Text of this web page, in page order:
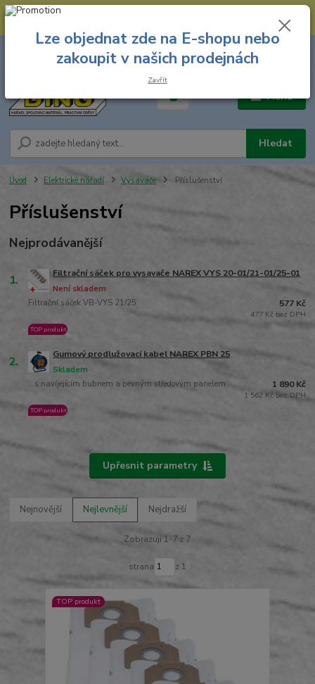
--- Spojovací materiál: 774 431 045 --- Prodejna nářadí: 731 449 423 --
Menu
Hledat
8.00 hod. - 16.00 hod.
za
Úvod Elektrické nářadí Vysavače Příslušenství
Příslušenství
Nejprodávanější
1. Filtrační sáček pro vysavače NAREX VYS 20-01/21-01/25-01
Filtrační sáček VB-VYS 21/25
Není skladem
TOP produkt
577 Kč
477 Kč bez DPH
2. Gumový prodlužovací kabel NAREX PBN 25
...s navíjejícím bubnem a pevným středovým panelem
Skladem
TOP produkt
1 890 Kč
1 562 Kč bez DPH
Upřesnit parametry
Nejnovější Nejlevnější Nejdražší
Zobrazuji 1-7 z 7
strana z 1
TOP produkt
Lze objednat zde na E-shopu nebo
zakoupit v našich prodejnách
Zavřít